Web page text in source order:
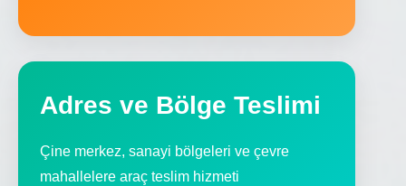
Adres ve Bölge Teslimi
Çine merkez, sanayi bölgeleri ve çevre
mahallelere araç teslim hizmeti